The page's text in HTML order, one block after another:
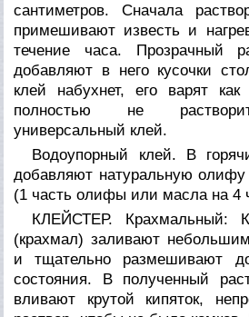
сантиметров. Сначала
примешивают известь и
течение часа. Прозрачный
добавляют в него кусочки
клей набухнет, его варят
полностью не
универсальный клей.
Водоупорный клей. В
добавляют натуральную
(1 часть олифы или масла на 4
КЛЕЙСТЕР. Крахмальный:
(крахмал) заливают
и тщательно размешивают до
состояния. В полученный
вливают крутой кипяток,